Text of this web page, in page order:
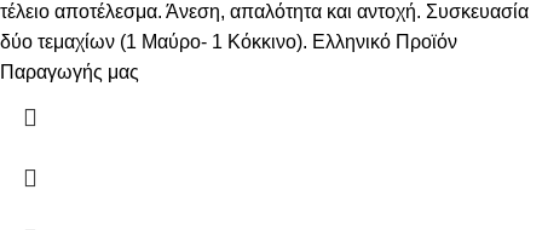
τέλειο αποτέλεσμα. Άνεση, απαλότητα και αντοχή. Συσκευασία
δύο τεμαχίων (1 Μαύρο- 1 Κόκκινο). Ελληνικό Προϊόν
Παραγωγής μας